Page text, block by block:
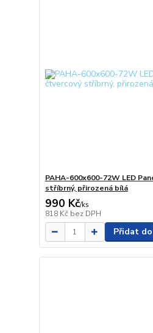
PAHA-600x600-72W LED
stříbrný, přirozená bílá
990 Kč/ks
818 Kč bez DPH
Přidat